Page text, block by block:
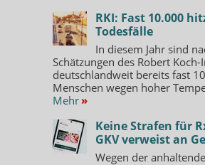
RKI: Fast 10.000
Todesfälle
In diesem Jahr sind
Schätzungen des Robert Koch-
deutschlandweit bereits fast
Menschen wegen hoher
Mehr »
Keine Strafen für
GKV verweist an
Wegen der